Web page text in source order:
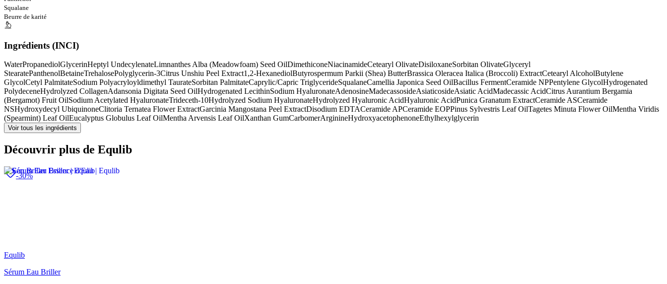
Squalane
Beurre de karité
Ingrédients (INCI)
WaterPropanediolGlycerinHeptyl UndecylenateLimnanthes Alba (Meadowfoam) Seed OilDimethiconeNiacinamideCetearyl OlivateDisiloxaneSorbitan OlivateGlyceryl
StearatePanthenolBetaineTrehalosePolyglycerin-3Citrus Unshiu Peel Extract1,2-HexanediolButyrospermum Parkii (Shea) ButterBrassica Oleracea Italica (Broccoli) ExtractCetearyl AlcoholButylene
GlycolCetyl PalmitateSodium Polyacryloyldimethyl TaurateSorbitan PalmitateCaprylic/Capric TriglycerideSqualaneCamellia Japonica Seed OilBacillus FermentCeramide NPPentylene GlycolHydrogenated
PolydeceneHydrolyzed CollagenAdansonia Digitata Seed OilHydrogenated LecithinSodium HyaluronateAdenosineMadecassosideAsiaticosideAsiatic AcidMadecassic AcidCitrus Aurantium Bergamia
(Bergamot) Fruit OilSodium Acetylated HyaluronateTrideceth-10Hydrolyzed Sodium HyaluronateHydrolyzed Hyaluronic AcidHyaluronic AcidPunica Granatum ExtractCeramide ASCeramide
NSHydroxydecyl UbiquinoneClitoria Ternatea Flower ExtractGarcinia Mangostana Peel ExtractDisodium EDTACeramide APCeramide EOPPinus Sylvestris Leaf OilTagetes Minuta Flower OilMentha Viridis
(Spearmint) Leaf OilEucalyptus Globulus Leaf OilMentha Arvensis Leaf OilXanthan GumCarbomerArginineHydroxyacetophenoneEthylhexylglycerin
Voir tous les ingrédients
Découvrir plus de Equlib
-30%
Equlib
Sérum Eau Briller